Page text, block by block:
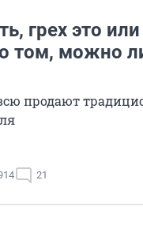
грех это
том, можно
продают
21